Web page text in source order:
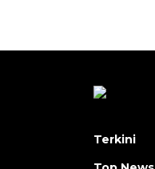
Terkini